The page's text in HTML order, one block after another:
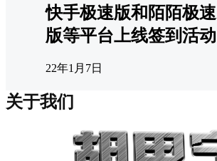
快手极速版和陌陌极速
版等平台上线签到活动
22年1月7日
关于我们